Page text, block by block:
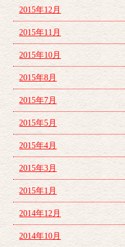
2015年12月
2015年11月
2015年10月
2015年8月
2015年7月
2015年5月
2015年4月
2015年3月
2015年1月
2014年12月
2014年10月